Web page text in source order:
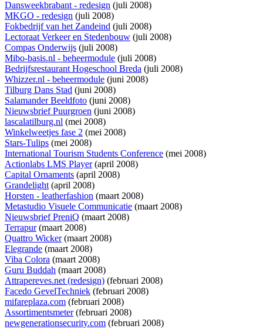
Dansweekbrabant - redesign (juli 2008)
MKGO - redesign (juli 2008)
Fokbedrijf van het Zandeind (juli 2008)
Lectoraat Verkeer en Stedenbouw (juli 2008)
Compas Onderwijs (juli 2008)
Mibo-basis.nl - beheermodule (juli 2008)
Bedrijfsrestaurant Hogeschool Breda (juli 2008)
Whizzer.nl - beheermodule (juni 2008)
Tilburg Dans Stad (juni 2008)
Salamander Beeldfoto (juni 2008)
Nieuwsbrief Puurgroen (juni 2008)
lascalatilburg.nl (mei 2008)
Winkelweetjes fase 2 (mei 2008)
Stars-Tulips (mei 2008)
International Tourism Students Conference (mei 2008)
Actionlabs LMS Player(april 2008)
Capital Ornaments (april 2008)
Grandelight(april 2008)
Horsten - leatherfashion (maart 2008)
Metastudio Visuele Communicatie (maart 2008)
Nieuwsbrief PreniQ (maart 2008)
Terrapur(maart 2008)
Quattro Wicker(maart 2008)
Elegrande (maart 2008)
Viba Colora (maart 2008)
Guru Buddah (maart 2008)
Attrapereves.net (redesign) (februari 2008)
Facedo GevelTechniek (februari 2008)
mifareplaza.com (februari 2008)
Assortimentsmeter(februari 2008)
newgenerationsecurity.com (februari 2008)